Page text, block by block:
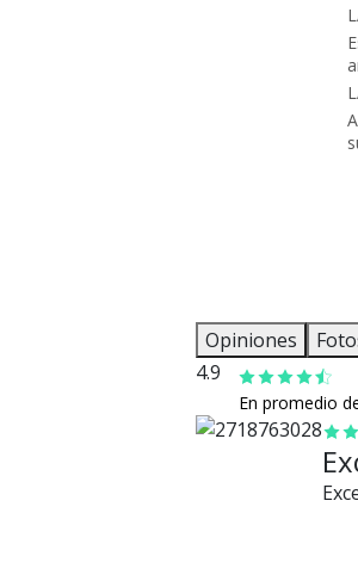
Opiniones
4.9
En promedio